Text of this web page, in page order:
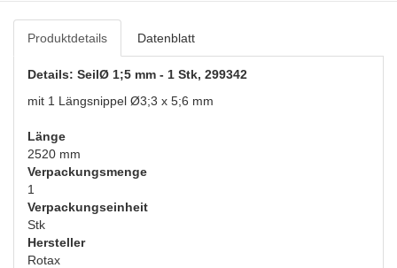
Produktdetails Datenblatt
Details: SeilØ 1;5 mm - 1 Stk, 299342
mit 1 Längsnippel Ø3;3 x 5;6 mm
Länge
2520 mm
Verpackungsmenge
1
Verpackungseinheit
Stk
Hersteller
Rotax